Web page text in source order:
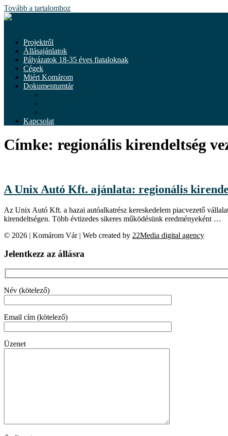
Tovább a tartalomhoz
Projektről
Állásajánlatok
Pályázatok 18-35 éves fiataloknak
Cégek
Miért Komárom
Dokumentumtár
Kapcsolat
Címke: regionális kirendeltség
A Unix Autó Kft. ajánlata: regionális
Az Unix Autó Kft. a hazai autóalkatrész kereskedelem piacvezető
kirendeltségen. Több évtizedes sikeres működésünk eredményeként …
© 2026 | Komárom Vár | Web created by 22Media digital agency
Jelentkezz az állásra
Név (kötelező)
Email cím (kötelező)
Üzenet